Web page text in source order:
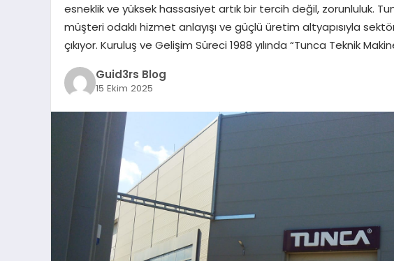
esneklik ve yüksek hassasiyet artık bir tercih değil, zorunluluk.
müşteri odaklı hizmet anlayışı ve güçlü üretim altyapısıyla
çıkıyor. Kuruluş ve Gelişim Süreci 1988 yılında “Tunca Teknik
Guid3rs Blog
15 Ekim 2025